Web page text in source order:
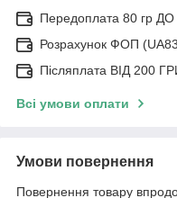
Передоплата 80 гр
Розрахунок ФОП
Післяплата ВІД 200
Всі умови оплати
Умови повернення
Повернення товару